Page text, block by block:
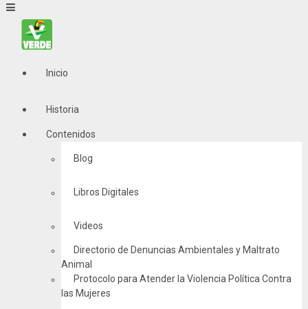
Inicio
Historia
Contenidos
Blog
Libros Digitales
Videos
Directorio de Denuncias Ambientales y Maltrato
Animal
Protocolo para Atender la Violencia Política Contra
las Mujeres